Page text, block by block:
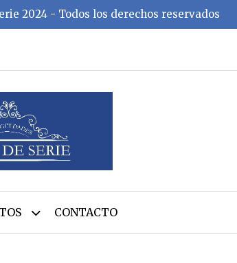
2024 - Todos los derechos reservados
CONTACTO